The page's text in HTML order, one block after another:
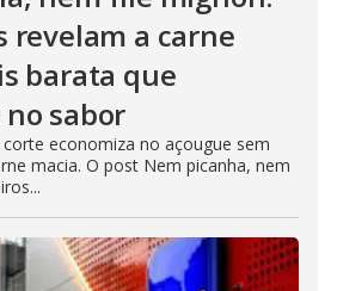
revelam a carne
barata que
sabor
economiza no açougue sem
macia. O post Nem picanha, nem